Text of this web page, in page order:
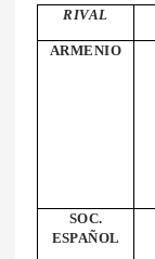
RIVAL
ARMENIO
SOC.
ESPAÑOL